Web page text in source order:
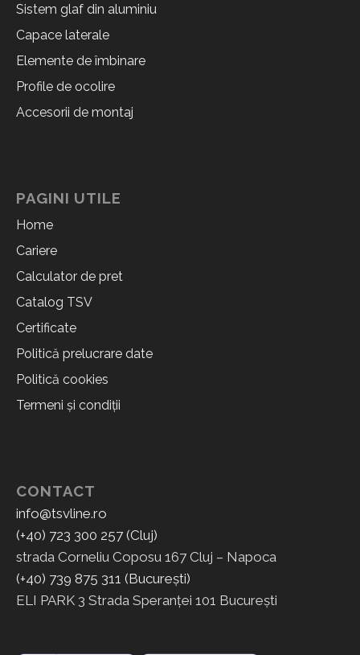
Sistem glaf din aluminiu
Capace laterale
Elemente de îmbinare
Profile de ocolire
Accesorii de montaj
PAGINI UTILE
Home
Cariere
Calculator de pret
Catalog TSV
Certificate
Politică prelucrare date
Politică cookies
Termeni și condiții
CONTACT
info@tsvline.ro
(+40) 723 300 257 (Cluj)
strada Corneliu Coposu 167 Cluj – Napoca
(+40) 739 875 311 (București)
ELI PARK 3 Strada Speranței 101 București